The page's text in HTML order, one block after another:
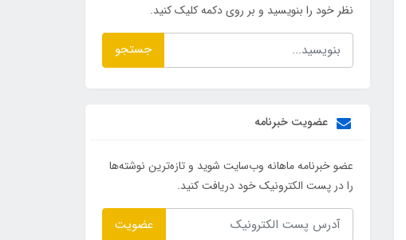
نظر خود را بنویسید و بر روی دکمه کلیک کنید.
جستجو
عضویت خبرنامه
عضو خبرنامه ماهانه وب‌سایت شوید و تازه‌ترین نوشته‌ها
را در پست الکترونیک خود دریافت کنید.
عضویت